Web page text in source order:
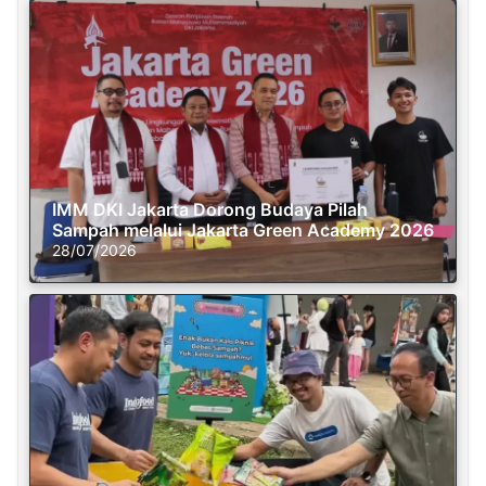
IMM DKI Jakarta Dorong Budaya Pilah
Sampah melalui Jakarta Green Academy 2026
28/07/2026